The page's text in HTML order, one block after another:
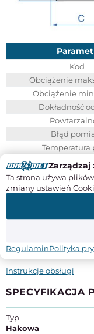
Kod
Obciążenie
Obciążenie
Dokładność
Błąd
Temperatura
Wilgotność
Czas
Alarm
Maksymalne
Instrukcje obsługi
SPECYFIKACJA
Typ
Hakowa
Ta strona używa
zmiany ustawień
RegulaminPolityka